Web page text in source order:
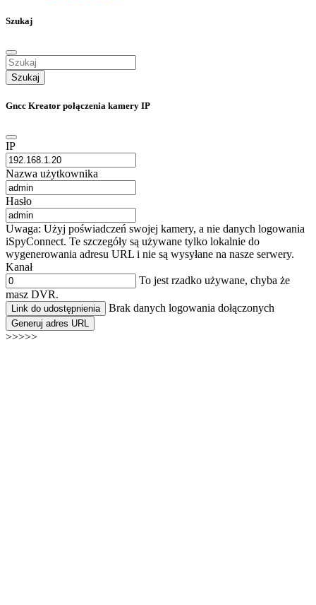
Szukaj
Szukaj
Gncc Kreator połączenia kamery IP
IP
Nazwa użytkownika
Hasło
Uwaga: Użyj poświadczeń swojej kamery, a nie danych logowania
iSpyConnect. Te szczegóły są używane tylko lokalnie do
wygenerowania adresu URL i nie są wysyłane na nasze serwery.
Kanał
To jest rzadko używane, chyba że
masz DVR.
Link do udostępnienia Brak danych logowania dołączonych
Generuj adres URL
>>>>>